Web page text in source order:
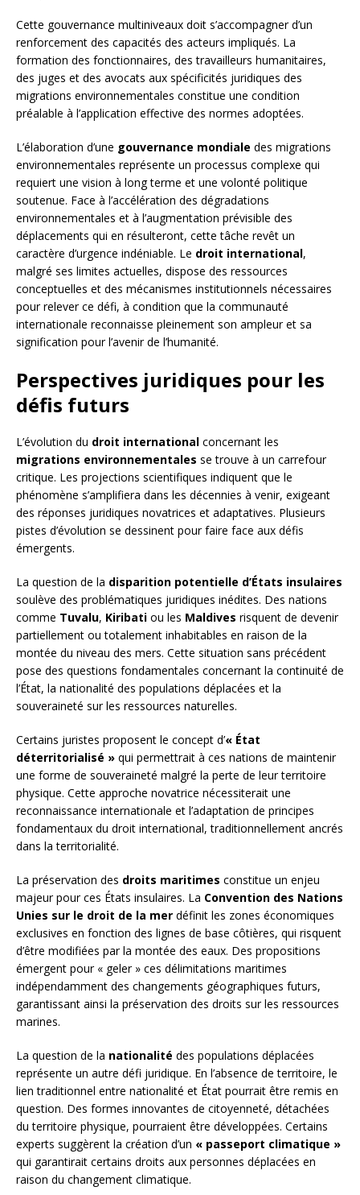
Cette gouvernance multiniveaux doit s’accompagner d’un
renforcement des capacités des acteurs impliqués. La
formation des fonctionnaires, des travailleurs humanitaires,
des juges et des avocats aux spécificités juridiques des
migrations environnementales constitue une condition
préalable à l’application effective des normes adoptées.
L’élaboration d’une gouvernance mondiale des migrations
environnementales représente un processus complexe qui
requiert une vision à long terme et une volonté politique
soutenue. Face à l’accélération des dégradations
environnementales et à l’augmentation prévisible des
déplacements qui en résulteront, cette tâche revêt un
caractère d’urgence indéniable. Le droit international,
malgré ses limites actuelles, dispose des ressources
conceptuelles et des mécanismes institutionnels nécessaires
pour relever ce défi, à condition que la communauté
internationale reconnaisse pleinement son ampleur et sa
signification pour l’avenir de l’humanité.
Perspectives juridiques pour les
défis futurs
L’évolution du droit international concernant les
migrations environnementales se trouve à un carrefour
critique. Les projections scientifiques indiquent que le
phénomène s’amplifiera dans les décennies à venir, exigeant
des réponses juridiques novatrices et adaptatives. Plusieurs
pistes d’évolution se dessinent pour faire face aux défis
émergents.
La question de la disparition potentielle d’États insulaires
soulève des problématiques juridiques inédites. Des nations
comme Tuvalu, Kiribati ou les Maldives risquent de devenir
partiellement ou totalement inhabitables en raison de la
montée du niveau des mers. Cette situation sans précédent
pose des questions fondamentales concernant la continuité de
l’État, la nationalité des populations déplacées et la
souveraineté sur les ressources naturelles.
Certains juristes proposent le concept d’« État
déterritorialisé » qui permettrait à ces nations de maintenir
une forme de souveraineté malgré la perte de leur territoire
physique. Cette approche novatrice nécessiterait une
reconnaissance internationale et l’adaptation de principes
fondamentaux du droit international, traditionnellement ancrés
dans la territorialité.
La préservation des droits maritimes constitue un enjeu
majeur pour ces États insulaires. La Convention des Nations
Unies sur le droit de la mer définit les zones économiques
exclusives en fonction des lignes de base côtières, qui risquent
d’être modifiées par la montée des eaux. Des propositions
émergent pour « geler » ces délimitations maritimes
indépendamment des changements géographiques futurs,
garantissant ainsi la préservation des droits sur les ressources
marines.
La question de la nationalité des populations déplacées
représente un autre défi juridique. En l’absence de territoire, le
lien traditionnel entre nationalité et État pourrait être remis en
question. Des formes innovantes de citoyenneté, détachées
du territoire physique, pourraient être développées. Certains
experts suggèrent la création d’un « passeport climatique »
qui garantirait certains droits aux personnes déplacées en
raison du changement climatique.